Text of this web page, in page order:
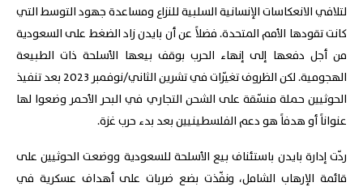
لتلافي الانعكاسات الإنسانية السلبية للنزاع ومساعدة جهود التوسط التي
كانت تقودها الأمم المتحدة. فضلاً عن أن بايدن زاد الضغط على السعودية
من أجل دفعها إلى إنهاء الحرب بوقف بيعها الأسلحة ذات الطبيعة
الهجومية. لكن الظروف تغيّرات في تشرين الثاني/نوفمبر 2023 بعد تنفيذ
الحوثيين حملة منسّقة على الشحن التجاري في البحر الأحمر وضعوا لها
عنواناً أو هدفاً هو دعم الفلسطينيين بعد بدء حرب غزة.
ردّت إدارة بايدن باستئناف بيع الأسلحة للسعودية ووضعت الحوثيين على
قائمة الإرهاب الشامل، ونفّذت بضع ضربات على أهداف عسكرية في